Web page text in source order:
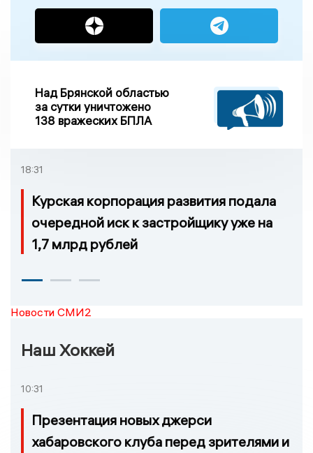
Над Брянской областью
за сутки уничтожено
138 вражеских БПЛА
18:31
Курская корпорация развития подала
очередной иск к застройщику уже на
1,7 млрд рублей
Новости СМИ2
Наш Хоккей
10:31
Презентация новых джерси
хабаровского клуба перед зрителями и